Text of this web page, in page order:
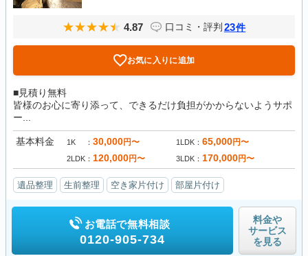
4.87 口コミ・評判 23件
お気に入りに追加
■見積り無料
皆様のお心に寄り添って、できるだけ負担がかからないようサポ
ー...
基本料金 1K 30,000円〜 1LDK 65,000円〜
2LDK 120,000円〜 3LDK 170,000円〜
遺品整理 生前整理 空き家片付け 部屋片付け
お電話で無料相談
0120-905-734
料金や
サービス
を見る